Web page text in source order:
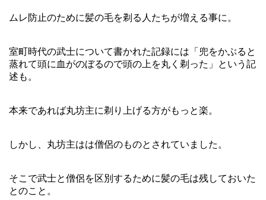
ムレ防止のために髪の毛を剃る人たちが増える事に。
室町時代の武士について書かれた記録には「兜をかぶると
蒸れて頭に血がのぼるので頭の上を丸く剃った」という記
述も。
本来であれば丸坊主に剃り上げる方がもっと楽。
しかし、丸坊主はは僧侶のものとされていました。
そこで武士と僧侶を区別するために髪の毛は残しておいた
とのこと。